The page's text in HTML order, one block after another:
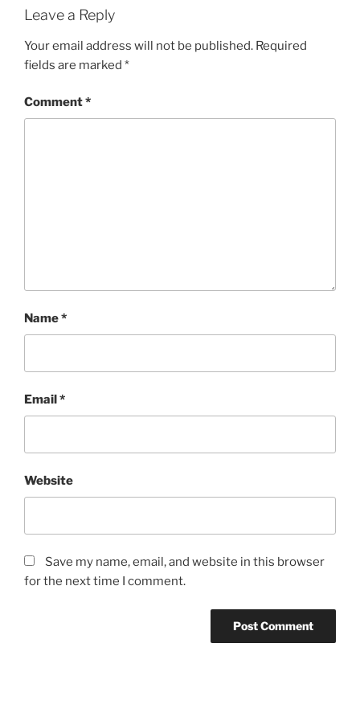
Leave a Reply
Your email address will not be published. Required
fields are marked *
Comment*
Name*
Email*
Website
Save my name, email, and website in this browser
for the next time I comment.